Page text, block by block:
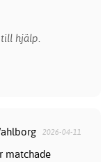
hjälp.
2026-04-11
matchade